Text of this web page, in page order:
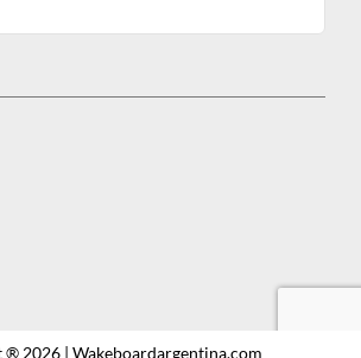
2026 | Wakeboardargentina.com